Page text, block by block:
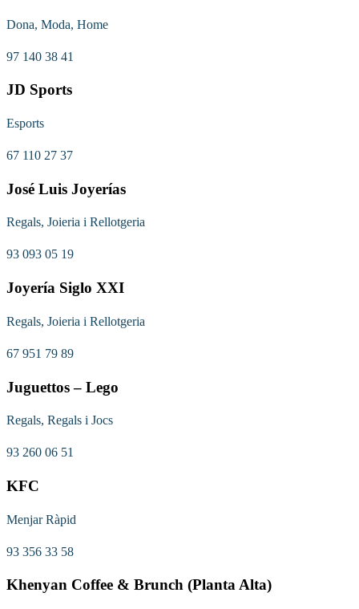
Dona, Moda, Home
97 140 38 41
JD Sports
Esports
67 110 27 37
José Luis Joyerías
Regals, Joieria i Rellotgeria
93 093 05 19
Joyería Siglo XXI
Regals, Joieria i Rellotgeria
67 951 79 89
Juguettos – Lego
Regals, Regals i Jocs
93 260 06 51
KFC
Menjar Ràpid
93 356 33 58
Khenyan Coffee & Brunch (Planta Alta)